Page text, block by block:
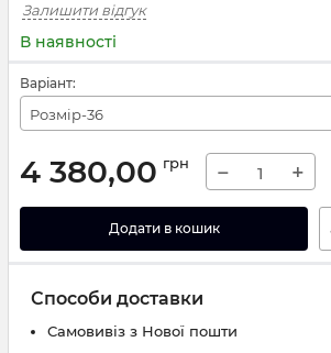
Залишити відгук
В наявності
Варіант:
Розмір-36
4 380,00 грн − +
Додати в кошик
Способи доставки
Самовивіз з Нової пошти